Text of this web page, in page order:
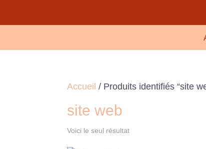
Accueil / Produits identifiés “site
site web
Voici le seul résultat